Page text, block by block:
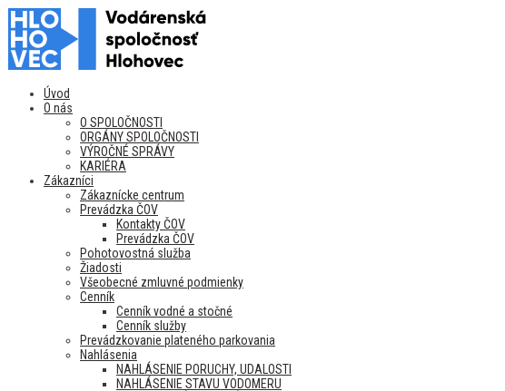
Úvod
O nás
O SPOLOČNOSTI
ORGÁNY SPOLOČNOSTI
VÝROČNÉ SPRÁVY
KARIÉRA
Zákazníci
Zákaznícke centrum
Prevádzka ČOV
Kontakty ČOV
Prevádzka ČOV
Pohotovostná služba
Žiadosti
Všeobecné zmluvné podmienky
Cenník
Cenník vodné a stočné
Cenník služby
Prevádzkovanie plateného parkovania
Nahlásenia
NAHLÁSENIE PORUCHY, UDALOSTI
NAHLÁSENIE STAVU VODOMERU